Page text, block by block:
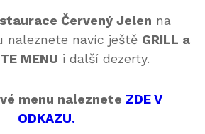
Červený Jelen na
naleznete navíc ještě GRILL a
MENU i další dezerty.
menu naleznete ZDE V
ODKAZU.